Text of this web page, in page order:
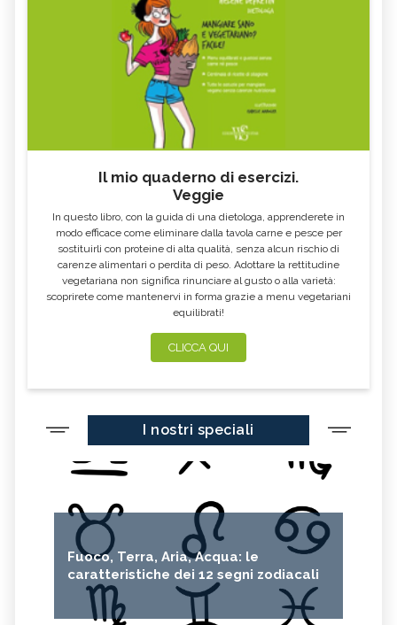
Il mio quaderno di esercizi.
Veggie
In questo libro, con la guida di una dietologa, apprenderete in
modo efficace come eliminare dalla tavola carne e pesce per
sostituirli con proteine di alta qualità, senza alcun rischio di
carenze alimentari o perdita di peso. Adottare la rettitudine
vegetariana non significa rinunciare al gusto o alla varietà:
scoprirete come mantenervi in forma grazie a menu vegetariani
equilibrati!
CLICCA QUI
I nostri speciali
Fuoco, Terra, Aria, Acqua: le
caratteristiche dei 12 segni zodiacali